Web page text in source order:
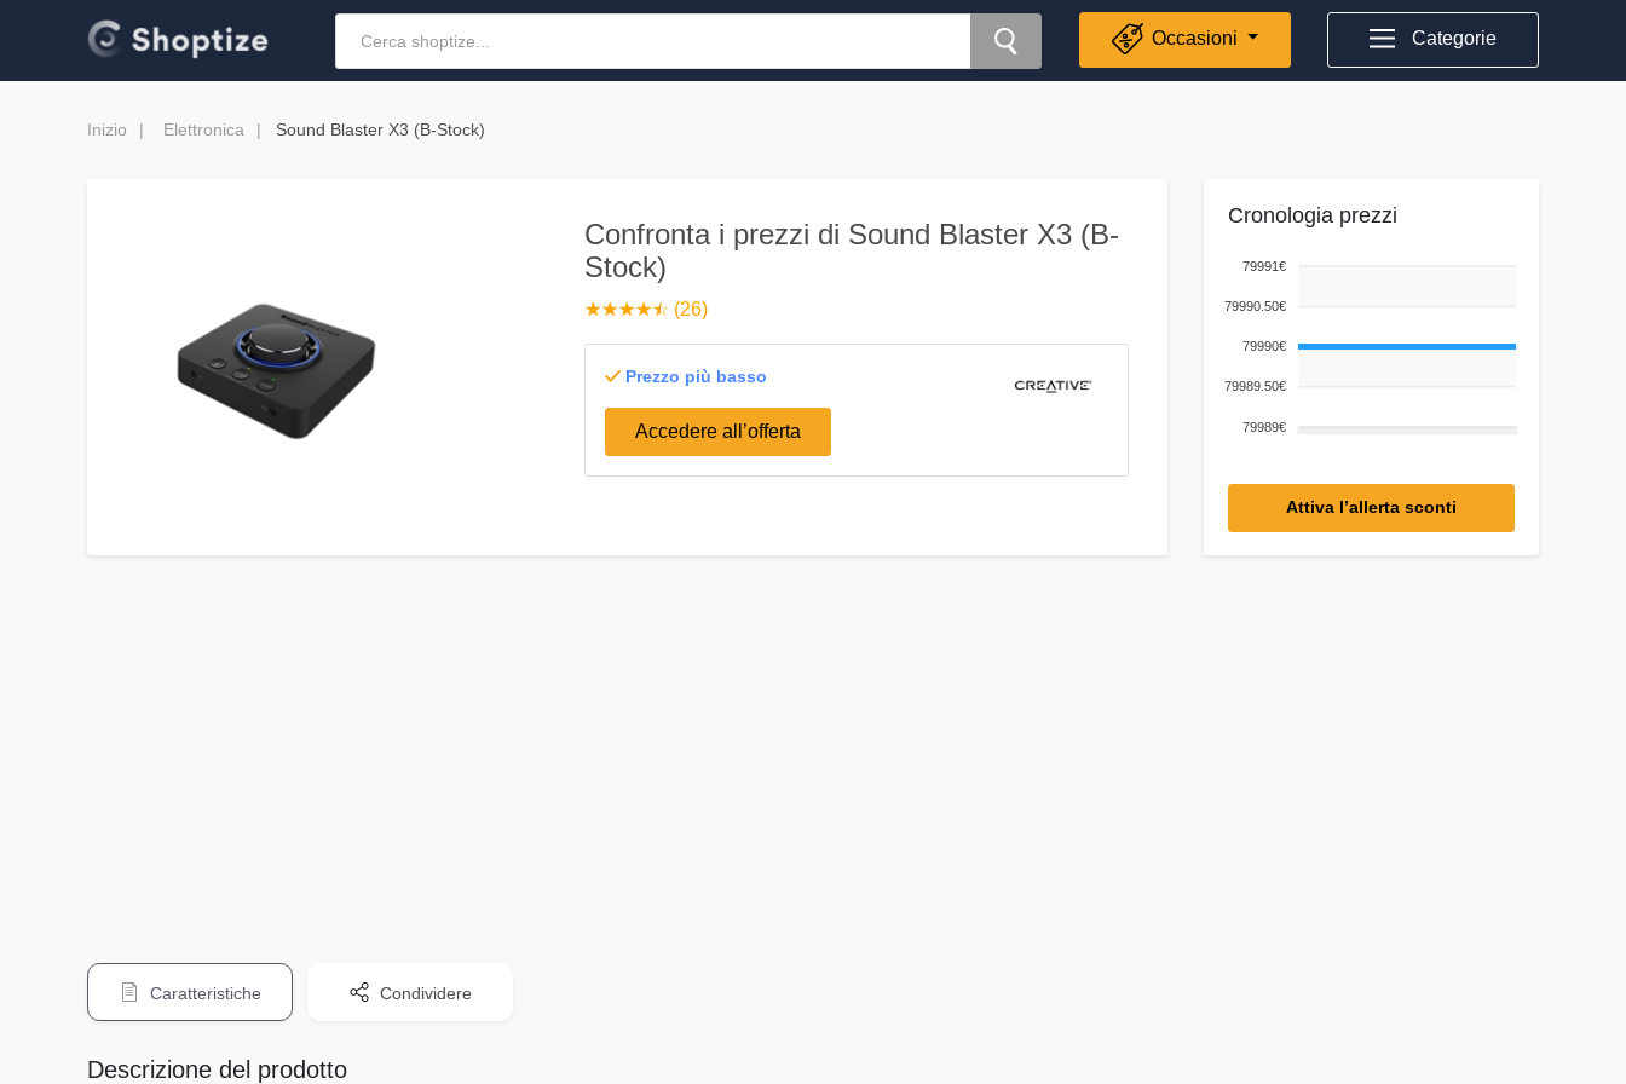
Occasioni Categorie
Inizio Elettronica Sound Blaster X3 (B-Stock)
Confronta i prezzi di Sound Blaster X3 (B-
Stock)
☆☆☆☆☆
★★★★★ (26)
Prezzo più basso
Accedere all’offerta
Cronologia prezzi
79991€
79990.50€
79990€
79989.50€
79989€
Attiva l’allerta sconti
Caratteristiche Condividere
Descrizione del prodotto